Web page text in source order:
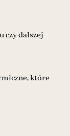
czy dalszej
które